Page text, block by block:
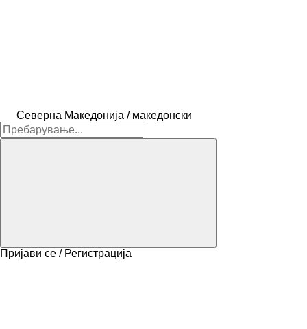
Северна Македонија / македонски
Пријави се / Регистрација